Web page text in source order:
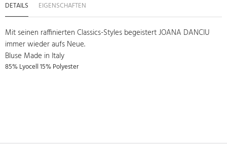
DETAILS EIGENSCHAFTEN
Mit seinen raffinierten Classics-Styles begeistert JOANA DANCIU
immer wieder aufs Neue.
Bluse Made in Italy
85% Lyocell 15% Polyester